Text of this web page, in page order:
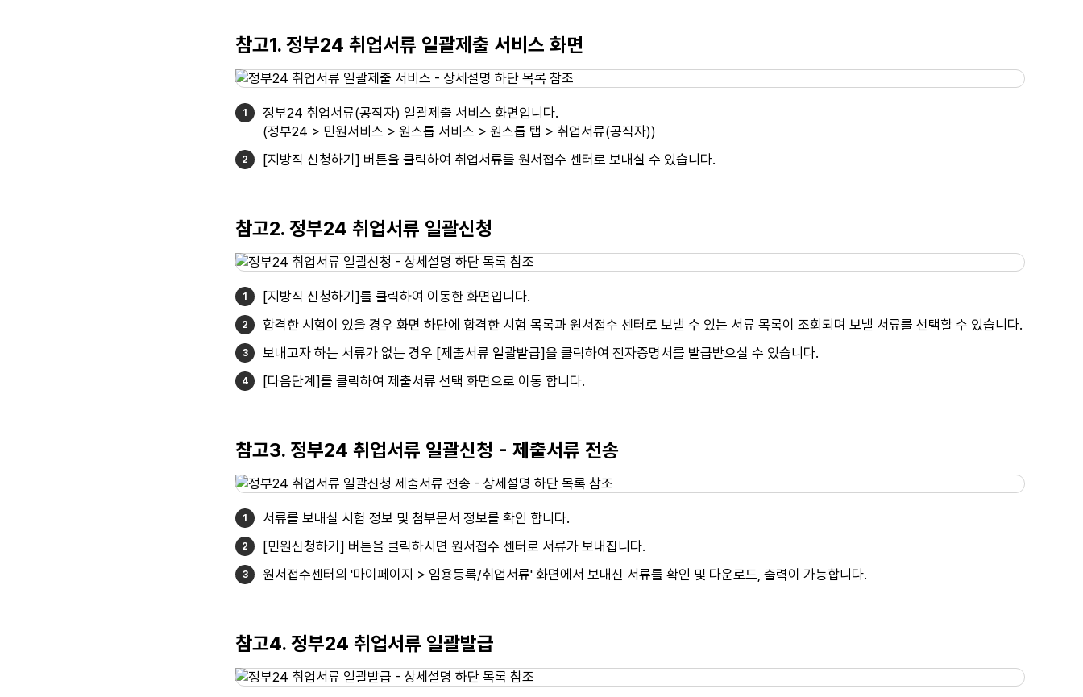
참고1. 정부24 취업서류 일괄제출 서비스 화면
정부24 취업서류(공직자) 일괄제출 서비스 화면입니다.
(정부24 > 민원서비스 > 원스톱 서비스 > 원스톱 탭 > 취업서류(공직자))
[지방직 신청하기] 버튼을 클릭하여 취업서류를 원서접수 센터로 보내실 수 있습니다.
참고2. 정부24 취업서류 일괄신청
[지방직 신청하기]를 클릭하여 이동한 화면입니다.
합격한 시험이 있을 경우 화면 하단에 합격한 시험 목록과 원서접수 센터로 보낼 수 있는 서류 목록이 조회되며 보낼 서류를 선택할 수 있습니다.
보내고자 하는 서류가 없는 경우 [제출서류 일괄발급]을 클릭하여 전자증명서를 발급받으실 수 있습니다.
[다음단계]를 클릭하여 제출서류 선택 화면으로 이동 합니다.
참고3. 정부24 취업서류 일괄신청 - 제출서류 전송
서류를 보내실 시험 정보 및 첨부문서 정보를 확인 합니다.
[민원신청하기] 버튼을 클릭하시면 원서접수 센터로 서류가 보내집니다.
원서접수센터의 '마이페이지 > 임용등록/취업서류' 화면에서 보내신 서류를 확인 및 다운로드, 출력이 가능합니다.
참고4. 정부24 취업서류 일괄발급